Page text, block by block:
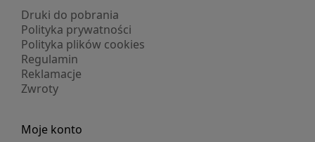
Druki do pobrania
Polityka prywatności
Polityka plików cookies
Regulamin
Reklamacje
Zwroty
Moje konto